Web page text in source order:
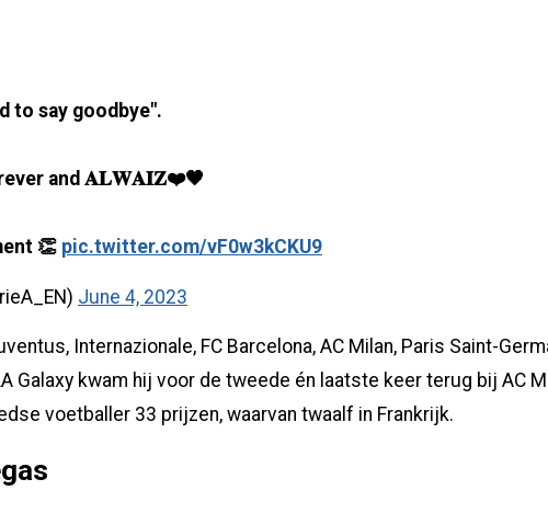
to say goodbye".
and 𝐀𝐋𝐖𝐀𝐈𝐙❤️🖤
👏 pic.twitter.com/vF0w3kCKU9
June 4, 2023
Internazionale, FC Barcelona, AC Milan, Paris Saint-
Galaxy kwam hij voor de tweede én laatste keer terug bij AC
voetballer 33 prijzen, waarvan twaalf in Frankrijk.